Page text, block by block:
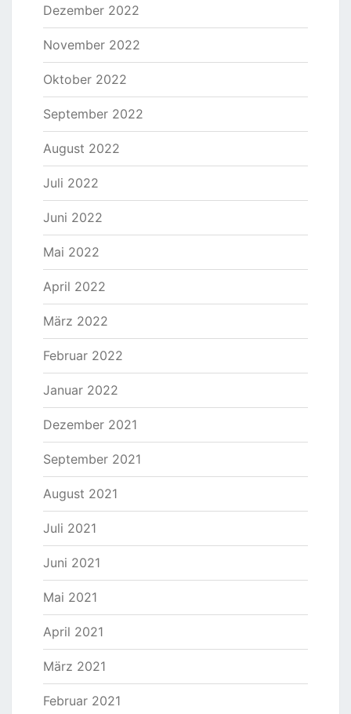
Dezember 2022
November 2022
Oktober 2022
September 2022
August 2022
Juli 2022
Juni 2022
Mai 2022
April 2022
März 2022
Februar 2022
Januar 2022
Dezember 2021
September 2021
August 2021
Juli 2021
Juni 2021
Mai 2021
April 2021
März 2021
Februar 2021